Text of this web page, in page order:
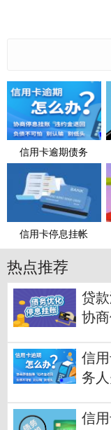
信用卡逾期债务
信用卡停息挂帐
热点推荐
贷
协
信
务
信